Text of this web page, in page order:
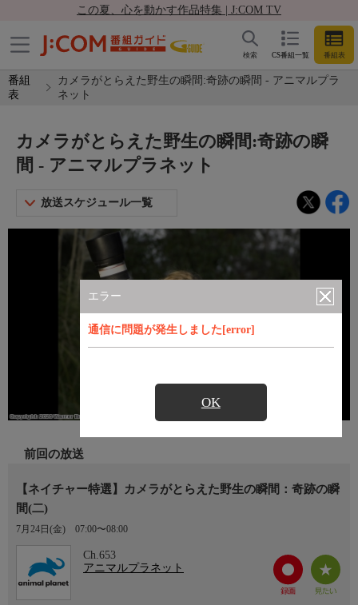
この夏、心を動かす作品特集 | J:COM TV
CS番組一覧 番組表
検索
番組
表
カメラがとらえた野生の瞬間:奇跡の瞬間 - アニマルプラ
ネット
エラー
通信に問題が発生しました[error]
OK
カメラがとらえた野生の瞬間:奇跡の瞬
間 - アニマルプラネット
放送スケジュール一覧
前回の放送
【ネイチャー特選】カメラがとらえた野生の瞬間：奇跡の瞬
間(二)
7月24日(金) 07:00〜08:00
Ch.653
アニマルプラネット